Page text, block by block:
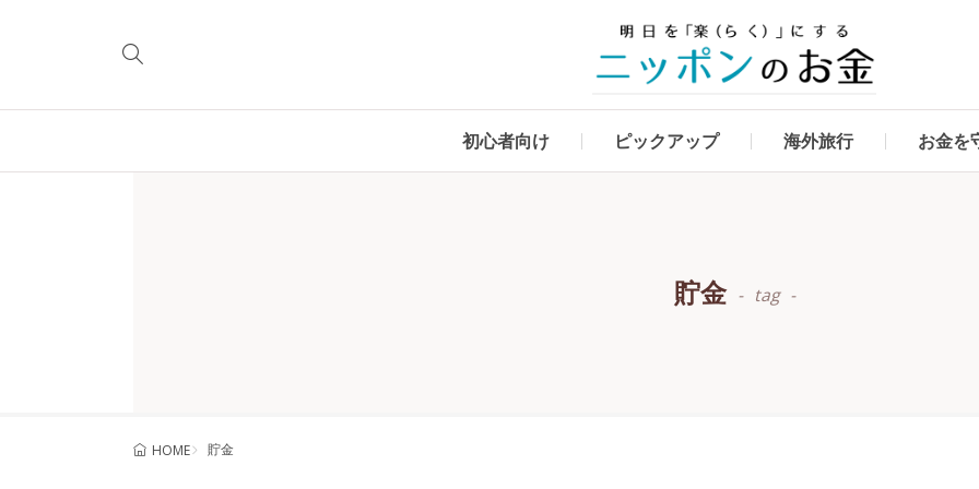
初心者向け ピックアップ 海外旅行 お金を
貯金 tag
HOME 貯金